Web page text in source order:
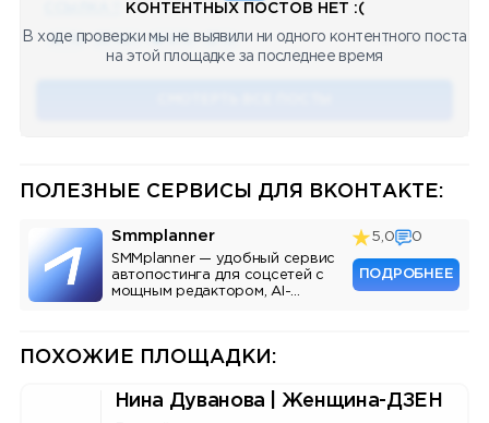
🔥 75 👍🏻 487 ❤️ 875 🥴 19 12.4k 12:45
КОНТЕНТНЫХ ПОСТОВ НЕТ :(
В ходе проверки мы не выявили ни одного контентного поста
на этой площадке за последнее время
ПОЛЕЗНЫЕ СЕРВИСЫ ДЛЯ ВКОНТАКТЕ:
Smmplanner
SMMplanner — удобный сервис
автопостинга для соцсетей с
мощным редактором, AI-
5,0 0
ПОДРОБНЕЕ
ПОХОЖИЕ ПЛОЩАДКИ:
Нина Дуванова | Женщина-ДЗЕН